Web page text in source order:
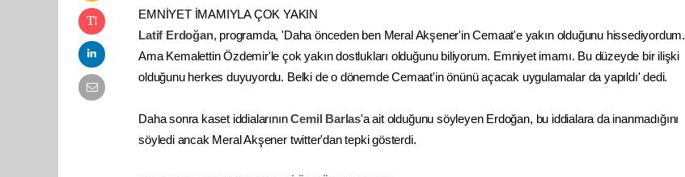
EMNİYET İMAMIYLA ÇOK YAKIN
Latif Erdoğan, programda, 'Daha önceden ben Meral Akşener'in Cemaat'e yakın olduğunu hissediyordum.
Ama Kemalettin Özdemir'le çok yakın dostlukları olduğunu biliyorum. Emniyet imamı. Bu düzeyde bir ilişki
olduğunu herkes duyuyordu. Belki de o dönemde Cemaat'in önünü açacak uygulamalar da yapıldı' dedi.
Daha sonra kaset iddialarınınCemil Barlas'a ait olduğunu söyleyen Erdoğan, bu iddialara da inanmadığını
söyledi ancak Meral Akşenertwitter'dan tepki gösterdi.